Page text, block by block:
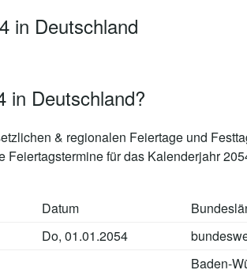
in Deutschland
in Deutschland?
& regionalen Feiertage und
für das Kalenderjahr
Datum
Do, 01.01.2054
Baden-